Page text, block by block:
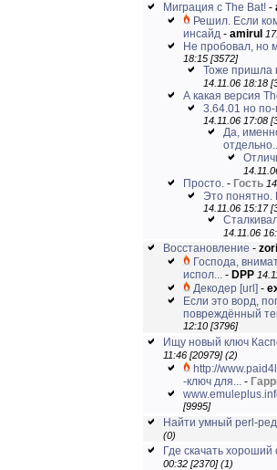
Миграция с The Bat! -
Решил. Если
инсайд - amirul
Не пробовал, но
18:15 [3572]
Тоже пришла
14.11.06 18:18
А какая версия
3.64.01 но
14.11.06 17:08
Да,
Просто. - Гость
Это понятно.
14.11.06 15:17
14.11.06
Восстановление -
Господа,
испол... - DPP
Декодер [url] -
Если это ворд,
повреждённый
12:10 [3796]
Ищу новый ключ
11:46 [20979] (2)
http://
-ключ для... -
[9995]
Найти умный perl-
(0)
Где скачать хороший
00:32 [2370] (1)